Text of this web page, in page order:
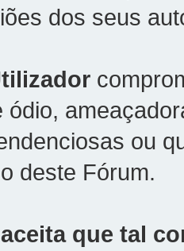
dos seus
ódio,
ou
deste Fórum.
que tal